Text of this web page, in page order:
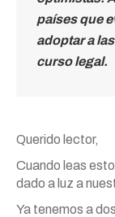
países que
adoptar a
curso legal.
Querido lector,
Cuando leas
dado a luz a
Ya tenemos a